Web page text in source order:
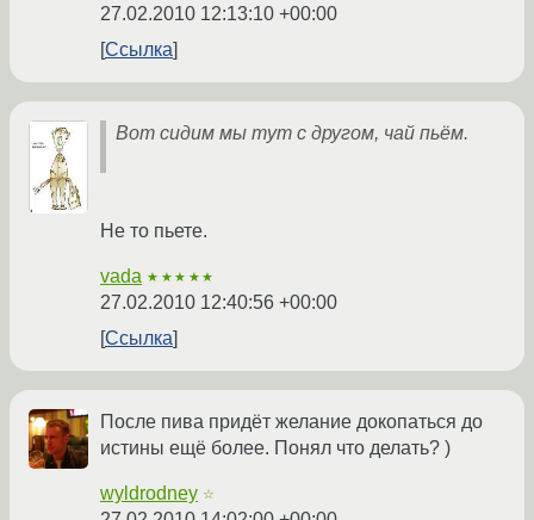
27.02.2010 12:13:10 +00:00
Ссылка
Вот сидим мы тут с другом, чай пьём.
Не то пьете.
vada ★★★★★
27.02.2010 12:40:56 +00:00
Ссылка
После пива придёт желание докопаться до
истины ещё более. Понял что делать? )
wyldrodney ☆